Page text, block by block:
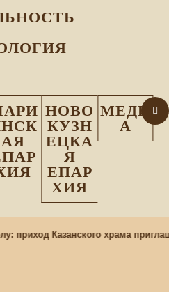
АЯ
НОВО
КУЗН
ЕЦКА
Я
ЕПАР
ХИЯ
МЕДИ
А
приход Казанского храма